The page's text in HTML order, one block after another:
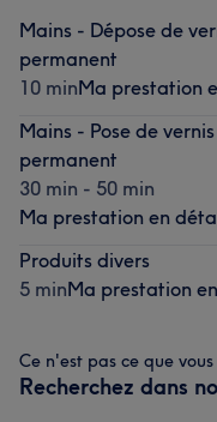
Mains - Dépose de
permanent
10 minMa prestation
Mains - Pose de
permanent
30 min - 50 min
Ma prestation en
Produits divers
5 minMa prestation
Ce n'est pas ce que
Recherchez dans